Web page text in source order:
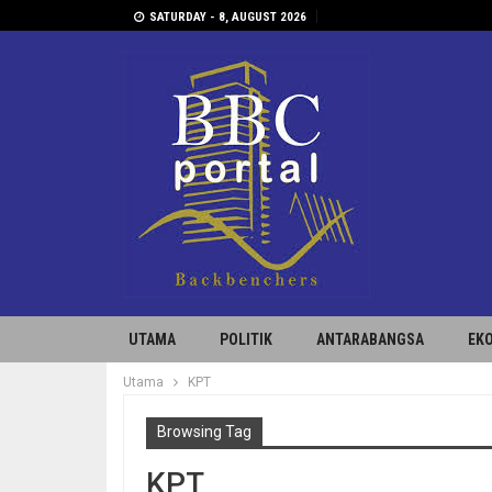
SATURDAY - 8, AUGUST 2026
UTAMA POLITIK ANTARABANGSA
Utama KPT
Browsing Tag
KPT